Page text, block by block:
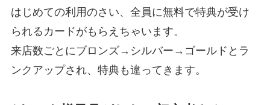
はじめての利用のさい、全員に無料で特典が受け
られるカードがもらえちゃいます。
来店数ごとにブロンズ→シルバー→ゴールドとラ
ンクアップされ、特典も違ってきます。